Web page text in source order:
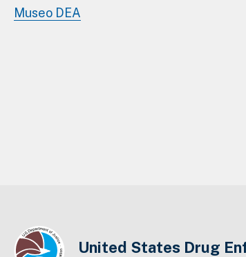
Museo DEA
United States Drug